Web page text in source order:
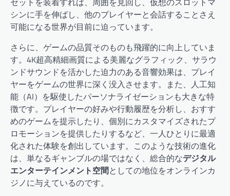
シンに手を伸ばし、他のプレイヤーと会話することさえ
可能になる世界が目前に迫っています。
さらに、ゲームの品質そのものも飛躍的に向上していま
す。4K超高精細画質による美麗なグラフィック、サラウ
ンドサウンドを活かした迫力のある音響効果は、プレイ
ヤーをゲームの世界に深く没入させます。また、人工知
能（AI）を駆使したパーソナライゼーションも大きな特
徴です。プレイヤーの好みや行動履歴を分析し、おすす
めのゲームを提示したり、個別にカスタマイズされたプ
ロモーションを提供したりするなど、一人ひとりに最適
化された体験を創出しています。このような技術の進化
は、単なるギャンブルの場ではなく、総合的なデジタル
エンターテインメント空間としての地位をオンラインカ
ジノに与えているのです。